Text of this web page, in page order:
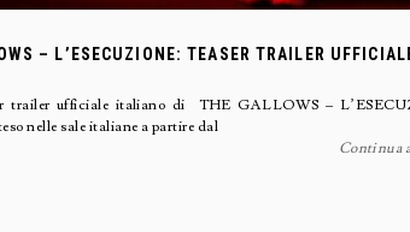
– L’ESECUZIONE: TEASER TRAILER
trailer ufficiale italiano di THE GALLOWS –
nelle sale italiane a partire dal
Continua